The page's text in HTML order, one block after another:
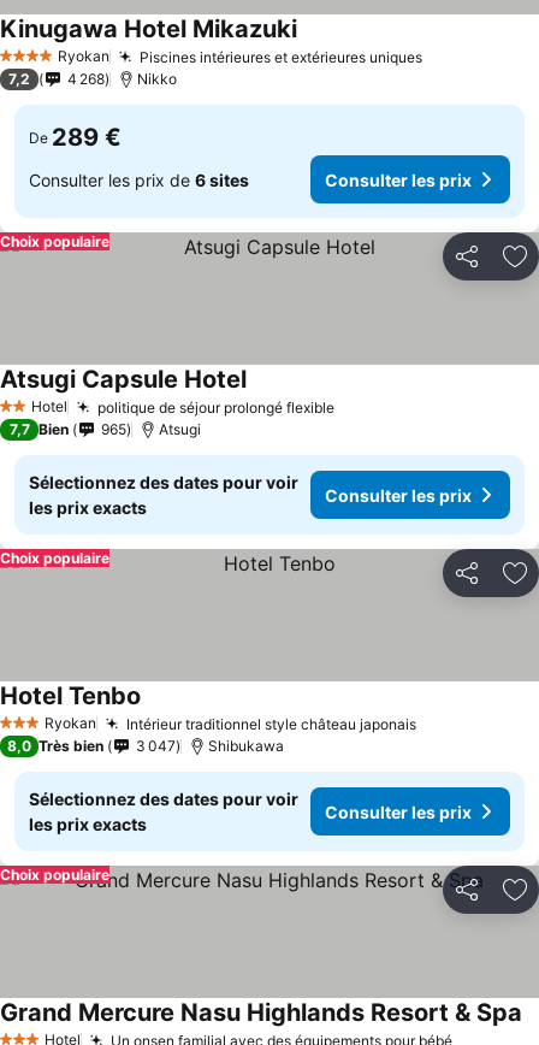
4 Étoiles Ryokan Piscines intérieures et extérieures uniquesConsulter
Kinugawa Hotel MikazukiConsulter les prix
7,2 4 268 Nikko
De 289 €
Consulter les prix de 6 sites Consulter les prix
Partager
Choix populaire
2 Étoiles
Hotel politique de séjour prolongé flexibleConsulter les prix
Atsugi Capsule HotelConsulter les prix
7,7 Bien 965 Atsugi
Sélectionnez des dates pour voir
les prix exacts
Consulter les prix
Partager
Choix populaire
3 ÉtoilesRyokan Intérieur traditionnel style château japonaisConsulter
Hotel Tenbo
8,0 Très bien 3 047 Shibukawa
Sélectionnez des dates pour voir
les prix exacts
Consulter les prix
Partager
Choix populaire
Hotel Un onsen familial avec des équipements pour bébé
Grand Mercure Nasu Highlands Resort & Spa